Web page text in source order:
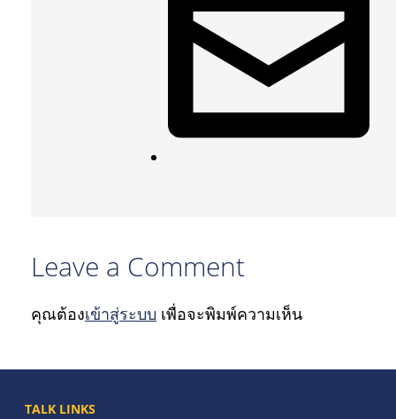
Leave a Comment
คุณต้องเข้าสู่ระบบ เพื่อจะพิมพ์ความเห็น
TALK LINKS